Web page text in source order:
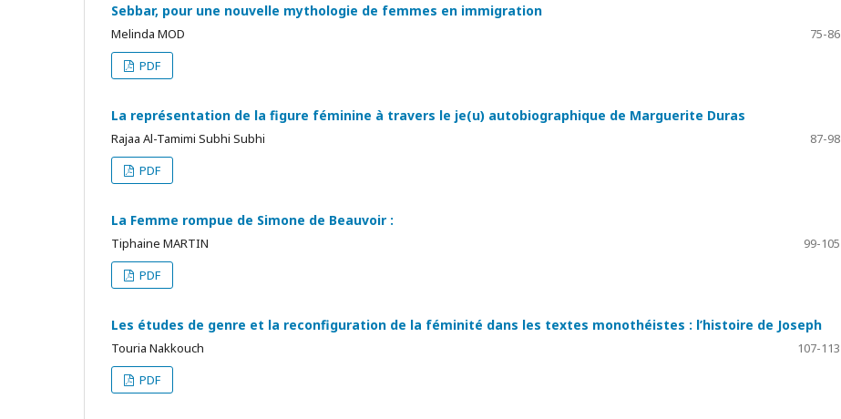
Sebbar, pour une nouvelle mythologie de femmes en immigration
Melinda MOD
75-86
PDF
La représentation de la figure féminine à travers le je(u) autobiographique de Marguerite Duras
Rajaa Al-Tamimi Subhi Subhi
87-98
PDF
La Femme rompue de Simone de Beauvoir :
Tiphaine MARTIN
99-105
PDF
Les études de genre et la reconfiguration de la féminité dans les textes monothéistes : l’histoire de Joseph
Touria Nakkouch
107-113
PDF